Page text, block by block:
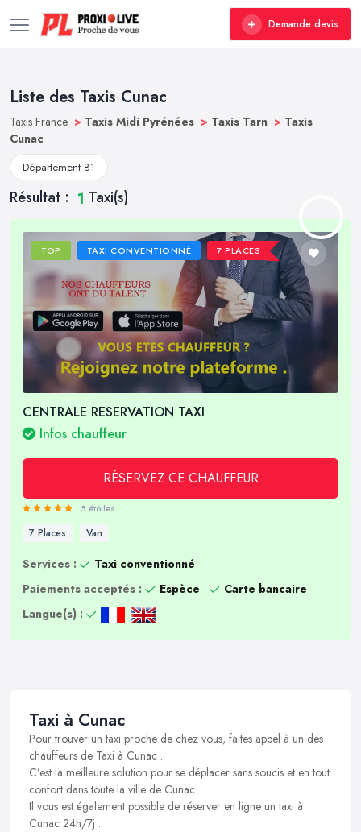
Demande devis
Liste des Taxis Cunac
Taxis France > Taxis Midi Pyrénées > Taxis Tarn > Taxis
Cunac
Département 81
Résultat : 1 Taxi(s)
TOP TAXI CONVENTIONNÉ 7 PLACES
CENTRALE RESERVATION TAXI
Infos chauffeur
RÉSERVEZ CE CHAUFFEUR
5 étoiles
7 Places Van
Services :
Taxi conventionné
Paiements acceptés :
Espèce
Carte bancaire
Langue(s) :
Taxi à Cunac
Pour trouver un taxi proche de chez vous, faites appel à un des
chauffeurs de Taxi à Cunac .
C’est la meilleure solution pour se déplacer sans soucis et en tout
confort dans toute la ville de Cunac.
Il vous est également possible de réserver en ligne un taxi à
Cunac 24h/7j .